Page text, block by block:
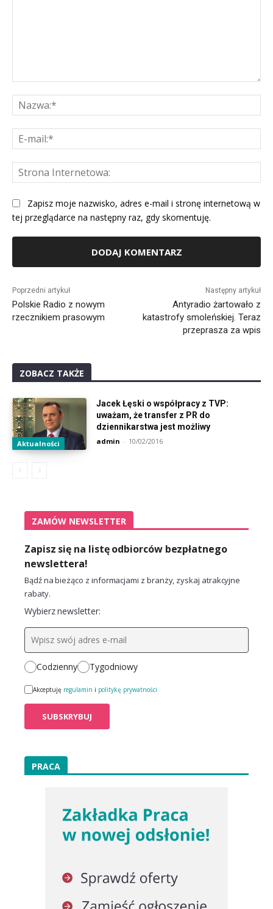
Zapisz moje nazwisko, adres e-mail i stronę internetową w
tej przeglądarce na następny raz, gdy skomentuję.
Poprzedni artykuł
Polskie Radio z nowym
rzecznikiem prasowym
Następny artykuł
Antyradio żartowało z
katastrofy smoleńskiej. Teraz
przeprasza za wpis
ZOBACZ TAKŻE
Aktualności
Jacek Łęski o współpracy z TVP:
uważam, że transfer z PR do
dziennikarstwa jest możliwy
admin - 10/02/2016
ZAMÓW NEWSLETTER
Zapisz się na listę odbiorców bezpłatnego
newslettera!
Bądź na bieżąco z informacjami z branży, zyskaj atrakcyjne
rabaty.
Wybierz newsletter:
Codzienny Tygodniowy
Akceptuję regulamin i politykę prywatności
PRACA